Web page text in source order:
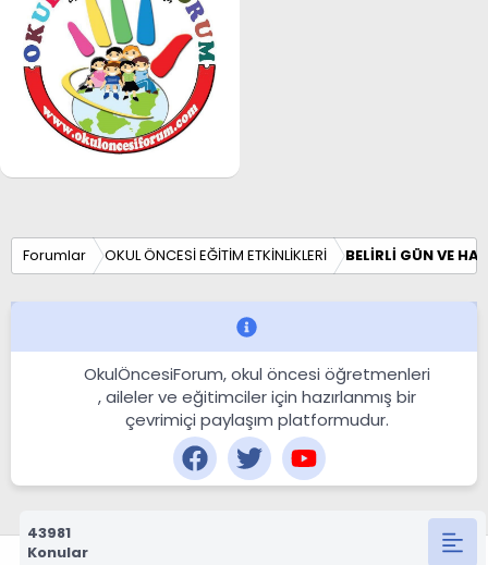
Forumlar OKUL ÖNCESİ EĞİTİM ETKİNLİKLERİ BELİRLİ GÜN VE
OkulÖncesiForum, okul öncesi öğretmenleri
, aileler ve eğitimciler için hazırlanmış bir
çevrimiçi paylaşım platformudur.
43981
Konular